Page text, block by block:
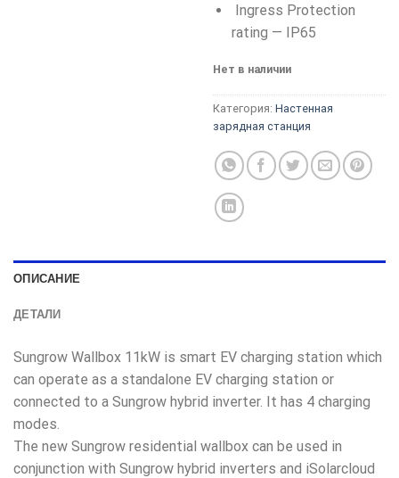
Ingress Protection
rating — IP65
Нет в наличии
Категория: Настенная
зарядная станция
ОПИСАНИЕ
ДЕТАЛИ
Sungrow Wallbox 11kW is smart EV charging station which
can operate as a standalone EV charging station or
connected to a Sungrow hybrid inverter. It has 4 charging
modes.
The new Sungrow residential wallbox can be used in
conjunction with Sungrow hybrid inverters and iSolarcloud